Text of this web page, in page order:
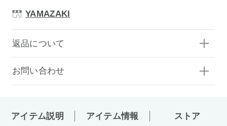
YAMAZAKI
返品について
お問い合わせ
アイテム説明 アイテム情報 ストア